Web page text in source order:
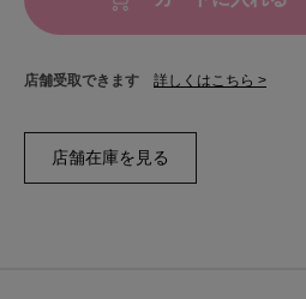
店舗受取できます 詳しくはこちら >